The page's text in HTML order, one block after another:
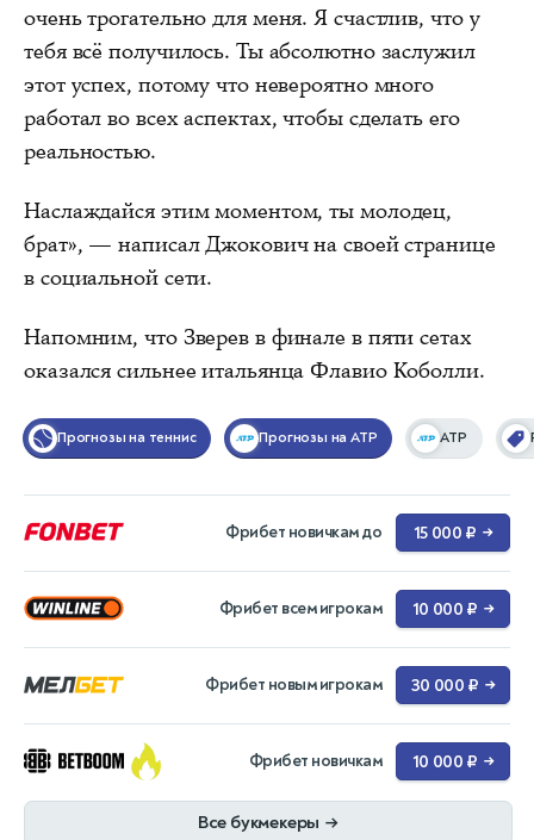
очень трогательно для меня. Я счастлив, что у
тебя всё получилось. Ты абсолютно заслужил
этот успех, потому что невероятно много
работал во всех аспектах, чтобы сделать его
реальностью.
Наслаждайся этим моментом, ты молодец,
брат», — написал Джокович на своей странице
в социальной сети.
Напомним, что Зверев в финале в пяти сетах
оказался сильнее итальянца Флавио Коболли.
Прогнозы на теннис Прогнозы на ATP ATP
Фрибет новичкам до 15 000 ₽ →
Фрибет всем игрокам 10 000 ₽ →
Фрибет новым игрокам 30 000 ₽ →
Фрибет новичкам 10 000 ₽ →
Все букмекеры →